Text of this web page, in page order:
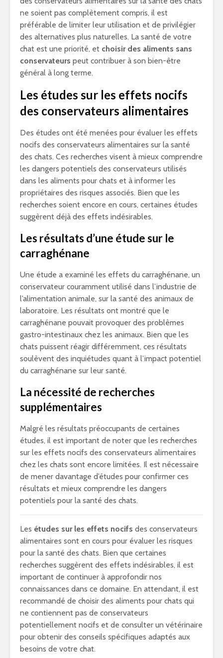
ne soient pas complètement compris, il est
préférable de limiter leur utilisation et de privilégier
des alternatives plus naturelles. La santé de votre
chat est une priorité, et choisir des aliments sans
conservateurs peut contribuer à son bien-être
général à long terme.
Les études sur les effets nocifs
des conservateurs alimentaires
Des études ont été menées pour évaluer les effets
nocifs des conservateurs alimentaires sur la santé
des chats. Ces recherches visent à mieux comprendre
les dangers potentiels des conservateurs utilisés
dans les aliments pour chats et à informer les
propriétaires des risques associés. Bien que les
recherches soient encore en cours, certaines études
suggèrent déjà des effets indésirables.
Les résultats d’une étude sur le
carraghénane
Une étude a examiné les effets du carraghénane, un
conservateur couramment utilisé dans l’industrie de
l’alimentation animale, sur la santé des animaux de
laboratoire. Les résultats ont montré que le
carraghénane pouvait provoquer des problèmes
gastro-intestinaux chez les animaux. Bien que les
chats puissent réagir différemment, ces résultats
soulèvent des inquiétudes quant à l’impact potentiel
du carraghénane sur leur santé.
La nécessité de recherches
supplémentaires
Malgré les résultats préoccupants de certaines
études, il est important de noter que les recherches
sur les effets nocifs des conservateurs alimentaires
chez les chats sont encore limitées. Il est nécessaire
de mener davantage d’études pour confirmer ces
résultats et mieux comprendre les dangers
potentiels pour la santé des chats.
Les études sur les effets nocifs des conservateurs
alimentaires sont en cours pour évaluer les risques
pour la santé des chats. Bien que certaines
recherches suggèrent des effets indésirables, il est
important de continuer à approfondir nos
connaissances dans ce domaine. En attendant, il est
recommandé de choisir des aliments pour chats qui
ne contiennent pas de conservateurs
potentiellement nocifs et de consulter un vétérinaire
pour obtenir des conseils spécifiques adaptés aux
besoins de votre chat.